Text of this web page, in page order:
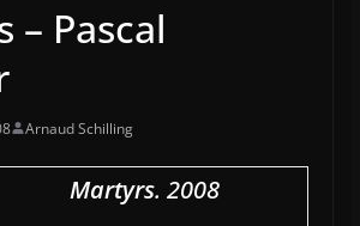
– Pascal
Arnaud Schilling
Martyrs. 2008